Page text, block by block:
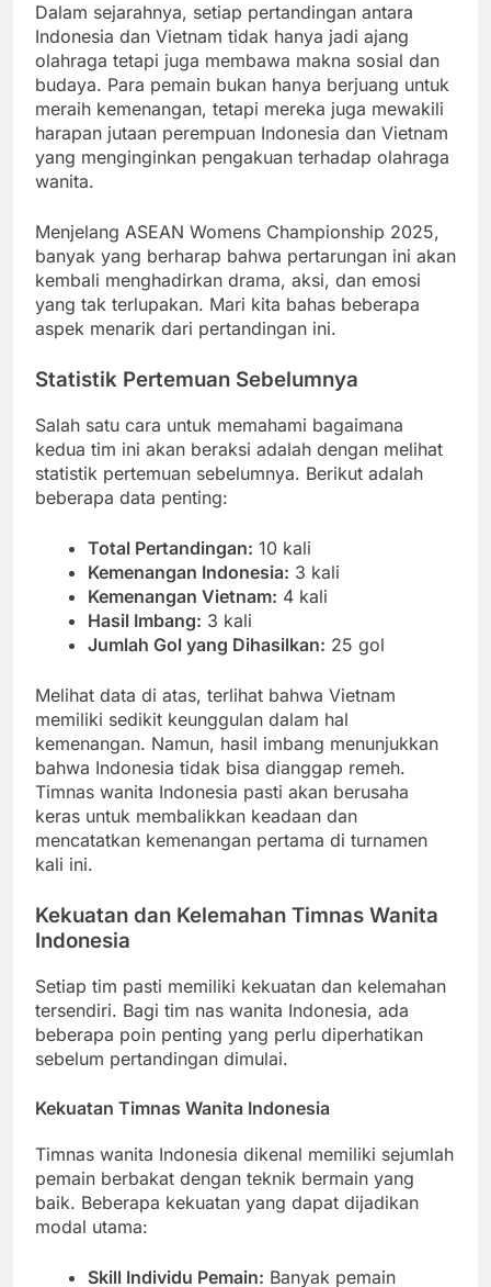
Dalam sejarahnya, setiap pertandingan antara
Indonesia dan Vietnam tidak hanya jadi ajang
olahraga tetapi juga membawa makna sosial dan
budaya. Para pemain bukan hanya berjuang untuk
meraih kemenangan, tetapi mereka juga mewakili
harapan jutaan perempuan Indonesia dan Vietnam
yang menginginkan pengakuan terhadap olahraga
wanita.
Menjelang ASEAN Womens Championship 2025,
banyak yang berharap bahwa pertarungan ini akan
kembali menghadirkan drama, aksi, dan emosi
yang tak terlupakan. Mari kita bahas beberapa
aspek menarik dari pertandingan ini.
Statistik Pertemuan Sebelumnya
Salah satu cara untuk memahami bagaimana
kedua tim ini akan beraksi adalah dengan melihat
statistik pertemuan sebelumnya. Berikut adalah
beberapa data penting:
Total Pertandingan: 10 kali
Kemenangan Indonesia: 3 kali
Kemenangan Vietnam: 4 kali
Hasil Imbang: 3 kali
Jumlah Gol yang Dihasilkan: 25 gol
Melihat data di atas, terlihat bahwa Vietnam
memiliki sedikit keunggulan dalam hal
kemenangan. Namun, hasil imbang menunjukkan
bahwa Indonesia tidak bisa dianggap remeh.
Timnas wanita Indonesia pasti akan berusaha
keras untuk membalikkan keadaan dan
mencatatkan kemenangan pertama di turnamen
kali ini.
Kekuatan dan Kelemahan Timnas Wanita
Indonesia
Setiap tim pasti memiliki kekuatan dan kelemahan
tersendiri. Bagi tim nas wanita Indonesia, ada
beberapa poin penting yang perlu diperhatikan
sebelum pertandingan dimulai.
Kekuatan Timnas Wanita Indonesia
Timnas wanita Indonesia dikenal memiliki sejumlah
pemain berbakat dengan teknik bermain yang
baik. Beberapa kekuatan yang dapat dijadikan
modal utama:
Skill Individu Pemain: Banyak pemain